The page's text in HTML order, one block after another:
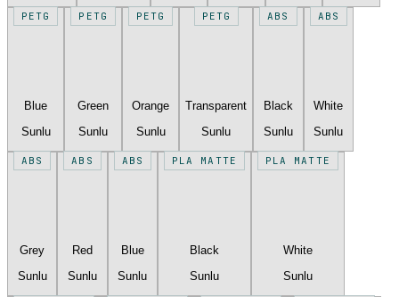
PETG
Blue
Sunlu
PETG
Green
Sunlu
PETG
Orange
Sunlu
PETG
Transparent
Sunlu
ABS
Black
Sunlu
ABS
White
Sunlu
ABS
Grey
Sunlu
ABS
Red
Sunlu
ABS
Blue
Sunlu
PLA MATTE
Black
Sunlu
PLA MATTE
White
Sunlu